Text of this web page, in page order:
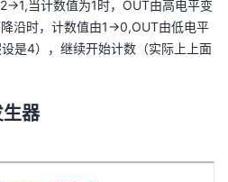
>1,当计数值为1时，OUT由高电平变
沿时，计数值由1->0,OUT由低电平
是4），继续开始计数（实际上上面
器